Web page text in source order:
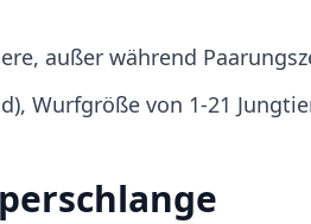
außer während
Wurfgröße von 1-21